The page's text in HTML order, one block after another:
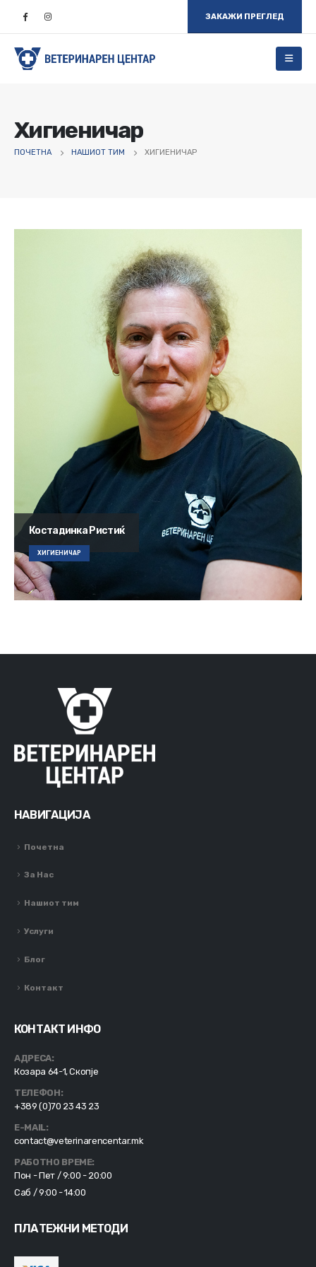
ЗАКАЖИ ПРЕГЛЕД
Хигиеничар
ПОЧЕТНА НАШИОТ ТИМ ХИГИЕНИЧАР
Костадинка Ристиќ
ХИГИЕНИЧАР
НАВИГАЦИЈА
Почетна
За Нас
Нашиот тим
Услуги
Блог
Контакт
КОНТАКТ ИНФО
АДРЕСА:
Козара 64-1, Скопје
ТЕЛЕФОН:
+389 (0)70 23 43 23
E-MAIL:
contact@veterinarencentar.mk
РАБОТНО ВРЕМЕ:
Пон - Пет / 9:00 - 20:00
Саб / 9:00 - 14:00
ПЛАТЕЖНИ МЕТОДИ